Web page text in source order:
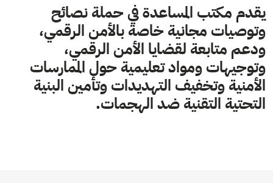
يقدم مكتب المساعدة في حملة نصائح
وتوصيات مجانية خاصة بالأمن الرقمي،
ودعم متابعة لقضايا الأمن الرقمي،
وتوجيهات ومواد تعليمية حول الممارسات
الأمنية وتخفيف التهديدات وتأمين البنية
التحتية التقنية ضد الهجمات.